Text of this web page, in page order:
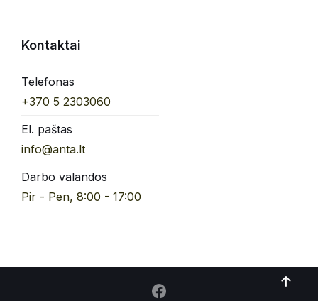
Kontaktai
Telefonas
+370 5 2303060
El. paštas
info@anta.lt
Darbo valandos
Pir - Pen, 8:00 - 17:00